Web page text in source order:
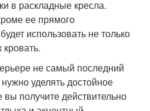
в раскладные кресла.
ее прямого
использовать не только
не самый последний
уделять достойное
получите действительно